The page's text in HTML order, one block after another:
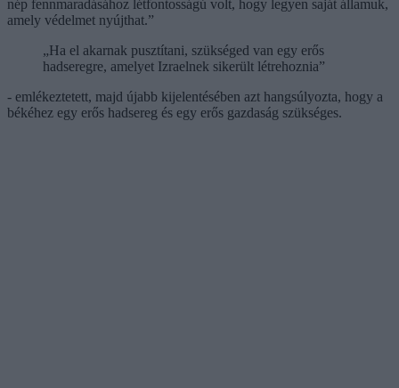
nép fennmaradásához létfontosságú volt, hogy legyen saját államuk,
amely védelmet nyújthat.”
„Ha el akarnak pusztítani, szükséged van egy erős
hadseregre, amelyet Izraelnek sikerült létrehoznia”
- emlékeztetett, majd újabb kijelentésében azt hangsúlyozta, hogy a
békéhez egy erős hadsereg és egy erős gazdaság szükséges.